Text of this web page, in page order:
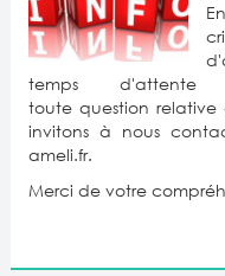
temps
toute question relative
invitons à nous
ameli.fr.
Merci de votre